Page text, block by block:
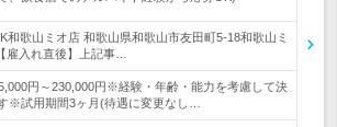
和歌山ミオ店 和歌山県和歌山市友田町5-18和歌山ミ
雇入れ直後】上記事…
円～230,000円※経験・年齢・能力を考慮して決
※試用期間3ヶ月(待遇に変更なし…